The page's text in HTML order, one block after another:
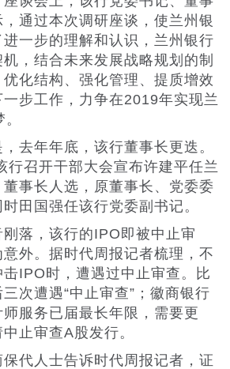
通过本次调研座谈，使兰州银
一步的理解和认识，兰州银行
，结合未来发展战略规划的制
化结构、强化管理、提质增效
步工作，力争在2019年实现兰
年年底，该行董事长更迭。
行召开干部大会宣布许建平任兰
事长人选，原董事长、党委委
田国强任该行党委副书记。
，该行的IPO即被中止审
外。据时代周报记者梳理，不
IPO时，遭遇过中止审查。比
次遭遇“中止审查”；徽商银行
服务已届最长年限，需要更
止审查A股发行。
人士告诉时代周报记者，证